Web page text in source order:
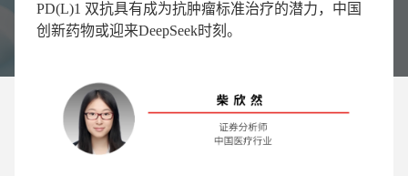
PD(L)1 双抗具有成为抗肿瘤标准治疗的潜力，中国
创新药物或迎来DeepSeek时刻。